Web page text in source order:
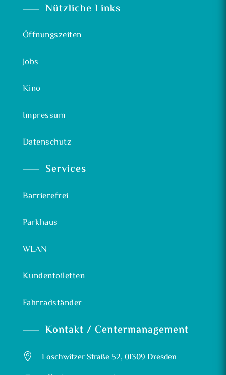
Nützliche Links
Öffnungszeiten
Jobs
Kino
Impressum
Datenschutz
Services
Barrierefrei
Parkhaus
WLAN
Kundentoiletten
Fahrradständer
Kontakt / Centermanagement
 Loschwitzer Straße 52, 01309 Dresden